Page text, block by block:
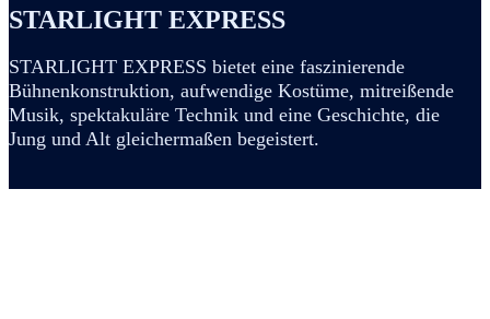
STARLIGHT EXPRESS
STARLIGHT EXPRESS bietet eine faszinierende
Bühnenkonstruktion, aufwendige Kostüme, mitreißende
Musik, spektakuläre Technik und eine Geschichte, die
Jung und Alt gleichermaßen begeistert.